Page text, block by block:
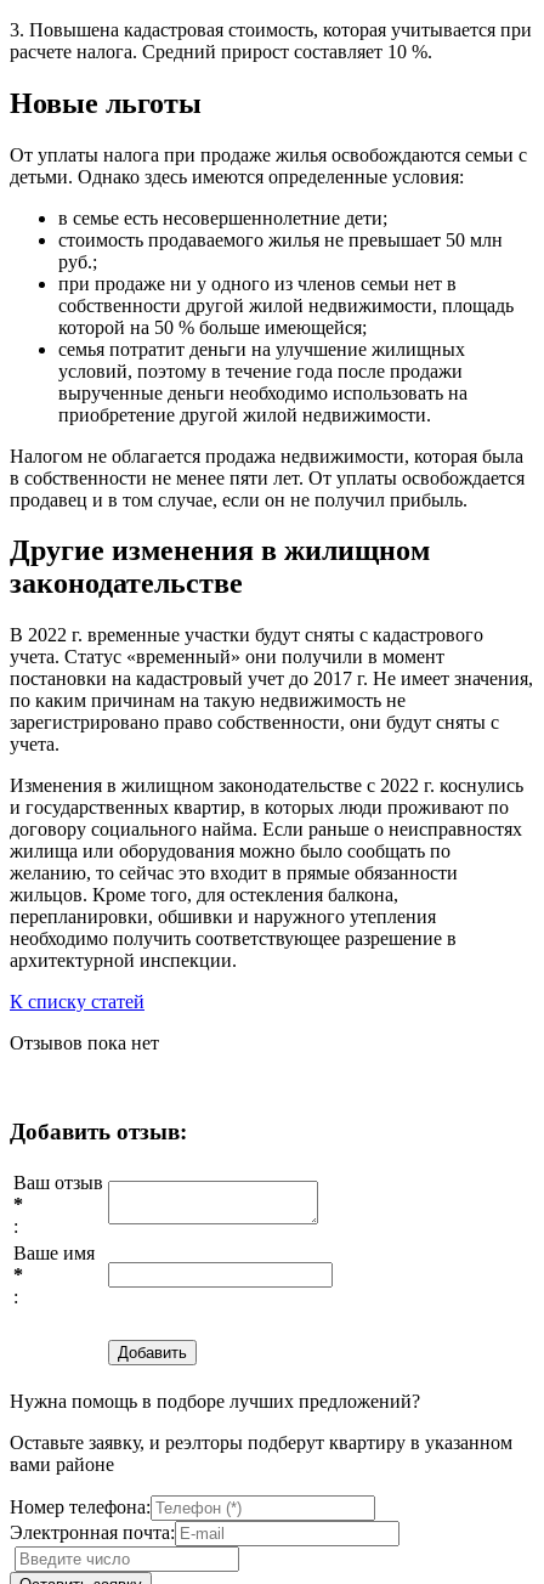
3. Повышена кадастровая стоимость, которая учитывается при
расчете налога. Средний прирост составляет 10 %.
Новые льготы
От уплаты налога при продаже жилья освобождаются семьи с
детьми. Однако здесь имеются определенные условия:
в семье есть несовершеннолетние дети;
стоимость продаваемого жилья не превышает 50 млн
руб.;
при продаже ни у одного из членов семьи нет в
собственности другой жилой недвижимости, площадь
которой на 50 % больше имеющейся;
семья потратит деньги на улучшение жилищных
условий, поэтому в течение года после продажи
вырученные деньги необходимо использовать на
приобретение другой жилой недвижимости.
Налогом не облагается продажа недвижимости, которая была
в собственности не менее пяти лет. От уплаты освобождается
продавец и в том случае, если он не получил прибыль.
Другие изменения в жилищном
законодательстве
В 2022 г. временные участки будут сняты с кадастрового
учета. Статус «временный» они получили в момент
постановки на кадастровый учет до 2017 г. Не имеет значения,
по каким причинам на такую недвижимость не
зарегистрировано право собственности, они будут сняты с
учета.
Изменения в жилищном законодательстве с 2022 г. коснулись
и государственных квартир, в которых люди проживают по
договору социального найма. Если раньше о неисправностях
жилища или оборудования можно было сообщать по
желанию, то сейчас это входит в прямые обязанности
жильцов. Кроме того, для остекления балкона,
перепланировки, обшивки и наружного утепления
необходимо получить соответствующее разрешение в
архитектурной инспекции.
К списку статей
Отзывов пока нет
Добавить отзыв:
Ваш отзыв
*
:
Ваше имя
*
:
Нужна помощь в подборе лучших предложений?
Оставьте заявку, и реэлторы подберут квартиру в указанном
вами районе
Номер телефона:
Электронная почта: